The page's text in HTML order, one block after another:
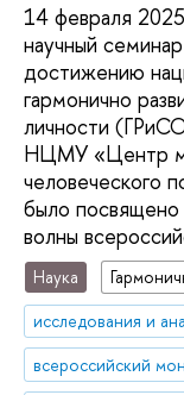
14 февраля
научный
достижению
гармонично
личности
НЦМУ «Центр
было посвящено
волны
Наука
исследования и
всероссийский